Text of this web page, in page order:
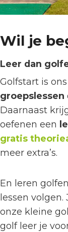
Wil je
Leer dan
Golfstart is
groepslessen
Daarnaast
oefenen een
gratis
meer extra’s.
En leren
lessen
onze kleine
golf leer je